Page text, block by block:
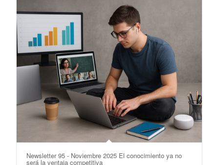
Newsletter 95 - Noviembre 2025 El conocimiento ya no
será la ventaja competitiva